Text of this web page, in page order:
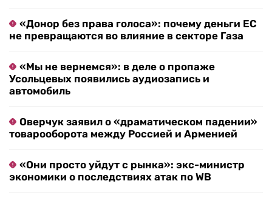
«Донор без права голоса»: почему деньги ЕС
не превращаются во влияние в секторе Газа
«Мы не вернемся»: в деле о пропаже
Усольцевых появились аудиозапись и
автомобиль
Оверчук заявил о «драматическом падении»
товарооборота между Россией и Арменией
«Они просто уйдут с рынка»: экс-министр
экономики о последствиях атак по WB